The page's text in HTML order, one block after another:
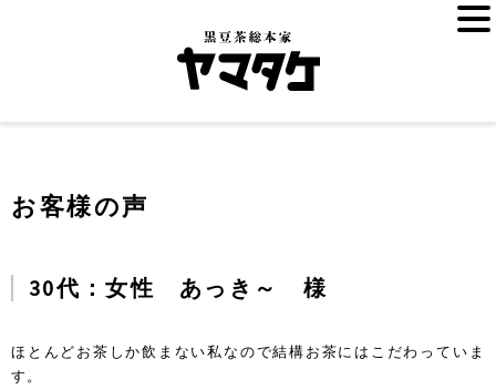
お客様の声
30代：女性 あっき～ 様
ほとんどお茶しか飲まない私なので結構お茶にはこだわっていま
す。